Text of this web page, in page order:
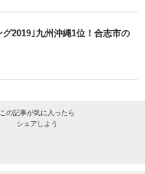
グ2019｣九州沖縄1位！合志市の
この記事が気に入ったら
シェアしよう